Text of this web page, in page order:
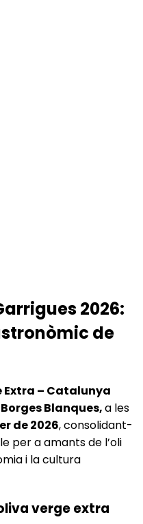
2026:
de
Extra – Catalunya
Borges Blanques,a les
de 2026, consolidant-
per a amants de l’oli
i la cultura
verge extra